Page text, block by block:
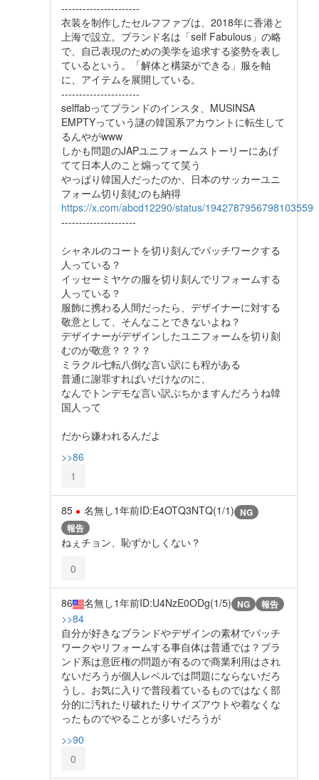
----------------------
衣装を制作したセルフファブは、2018年に香港と
上海で設立。ブランド名は「self Fabulous」の略
で、自己表現のための美学を追求する姿勢を表し
ているという。「解体と構築ができる」服を軸
に、アイテムを展開している。
----------------------
selffabってブランドのインスタ、MUSINSA
EMPTYっていう謎の韓国系アカウントに転生して
るんやがwww
しかも問題のJAPユニフォームストーリーにあげ
てて日本人のこと煽ってて笑う
やっぱり韓国人だったのか、日本のサッカーユニ
フォーム切り刻むのも納得
https://x.com/abcd12290/status/1942787956798103559
---------------------
シャネルのコートを切り刻んでパッチワークする
人っている？
イッセーミヤケの服を切り刻んでリフォームする
人っている？
服飾に携わる人間だったら、デザイナーに対する
敬意として、そんなことできないよね？
デザイナーがデザインしたユニフォームを切り刻
むのが敬意？？？？
ミラクル七転八倒な言い訳にも程がある
普通に謝罪すればいだけなのに、
なんでトンデモな言い訳ぶちかますんだろうね韓
国人って
だから嫌われるんだよ
>>86
1
85 名無し1年前ID:E4OTQ3NTQ(1/1) NG
報告
ねぇチョン、恥ずかしくない？
0
86 名無し1年前ID:U4NzE0ODg(1/5) NG 報告
>>84
自分が好きなブランドやデザインの素材でパッチ
ワークやリフォームする事自体は普通では？ブラ
ンド系は意匠権の問題が有るので商業利用はされ
ないだろうが個人レベルでは問題にならないだろ
うし。お気に入りで普段着ているものではなく部
分的に汚れたり破れたりサイズアウトや着なくな
ったものでやることが多いだろうが
>>90
0